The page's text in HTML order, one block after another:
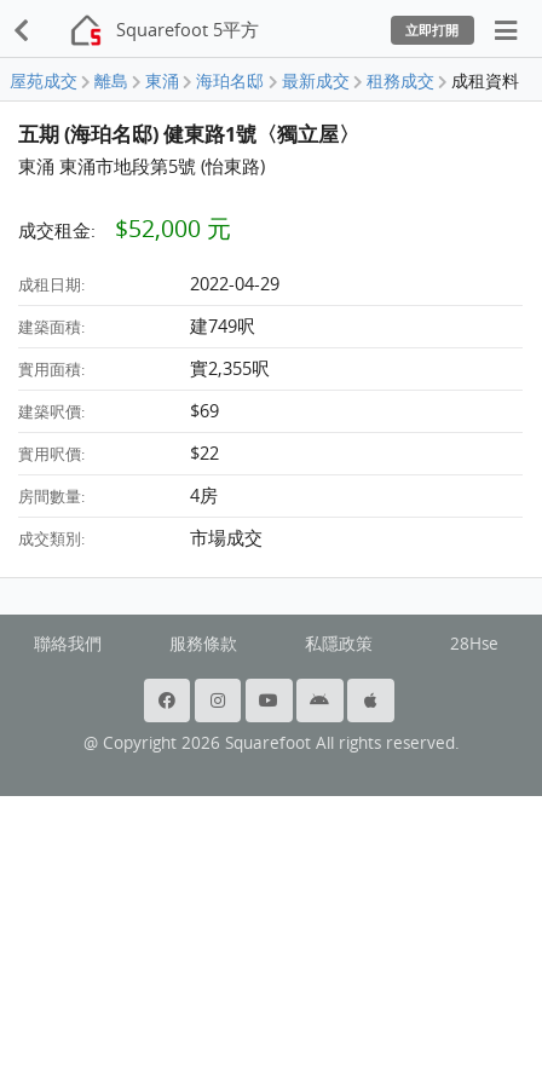
Squarefoot 5平方 立即打開
屋苑成交 離島 東涌 海珀名邸 最新成交 租務成交 成租資料
五期 (海珀名邸) 健東路1號〈獨立屋〉
東涌 東涌市地段第5號 (怡東路)
成交租金: $52,000 元
成租日期: 2022-04-29
建築面積: 建749呎
實用面積: 實2,355呎
建築呎價: $69
實用呎價: $22
房間數量: 4房
成交類別: 市場成交
聯絡我們 服務條款 私隱政策 28Hse
@ Copyright 2026 Squarefoot All rights reserved.